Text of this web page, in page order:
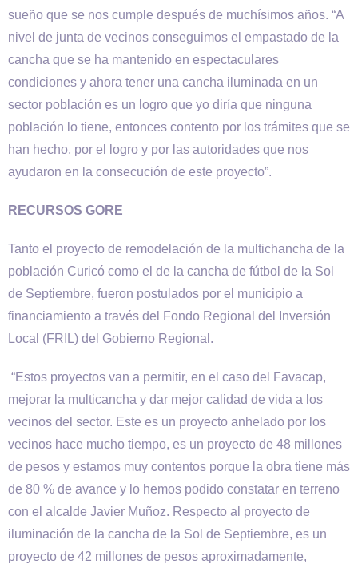
sueño que se nos cumple después de muchísimos años. “A
nivel de junta de vecinos conseguimos el empastado de la
cancha que se ha mantenido en espectaculares
condiciones y ahora tener una cancha iluminada en un
sector población es un logro que yo diría que ninguna
población lo tiene, entonces contento por los trámites que se
han hecho, por el logro y por las autoridades que nos
ayudaron en la consecución de este proyecto”.
RECURSOS GORE
Tanto el proyecto de remodelación de la multichancha de la
población Curicó como el de la cancha de fútbol de la Sol
de Septiembre, fueron postulados por el municipio a
financiamiento a través del Fondo Regional del Inversión
Local (FRIL) del Gobierno Regional.
“Estos proyectos van a permitir, en el caso del Favacap,
mejorar la multicancha y dar mejor calidad de vida a los
vecinos del sector. Este es un proyecto anhelado por los
vecinos hace mucho tiempo, es un proyecto de 48 millones
de pesos y estamos muy contentos porque la obra tiene más
de 80 % de avance y lo hemos podido constatar en terreno
con el alcalde Javier Muñoz. Respecto al proyecto de
iluminación de la cancha de la Sol de Septiembre, es un
proyecto de 42 millones de pesos aproximadamente,